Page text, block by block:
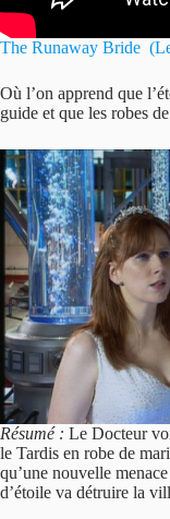
The Runaway Bride
Où l’on apprend que
guide et que les robes
Résumé : Le Docteur
le Tardis en robe de
qu’une nouvelle
d’étoile va détruire la